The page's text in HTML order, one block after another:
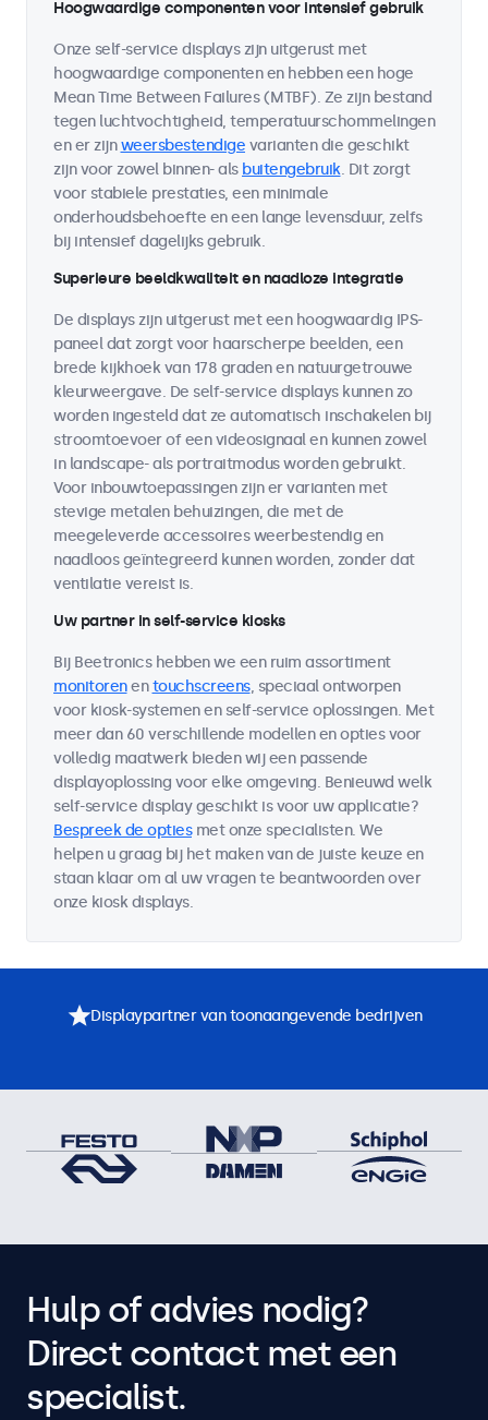
Hoogwaardige componenten voor intensief gebruik
Onze self-service displays zijn uitgerust met
hoogwaardige componenten en hebben een hoge
Mean Time Between Failures (MTBF). Ze zijn bestand
tegen luchtvochtigheid, temperatuurschommelingen
en er zijnweersbestendige varianten die geschikt
zijn voor zowel binnen- als buitengebruik. Dit zorgt
voor stabiele prestaties, een minimale
onderhoudsbehoefte en een lange levensduur, zelfs
bij intensief dagelijks gebruik.
Superieure beeldkwaliteit en naadloze integratie
De displays zijn uitgerust met een hoogwaardig IPS-
paneel dat zorgt voor haarscherpe beelden, een
brede kijkhoek van 178 graden en natuurgetrouwe
kleurweergave. De self-service displays kunnen zo
worden ingesteld dat ze automatisch inschakelen bij
stroomtoevoer of een videosignaal en kunnen zowel
in landscape- als portraitmodus worden gebruikt.
Voor inbouwtoepassingen zijn er varianten met
stevige metalen behuizingen, die met de
meegeleverde accessoires weerbestendig en
naadloos geïntegreerd kunnen worden, zonder dat
ventilatie vereist is.
Uw partner in self-service kiosks
Bij Beetronics hebben we een ruim assortiment
monitorenentouchscreens, speciaal ontworpen
voor kiosk-systemen en self-service oplossingen. Met
meer dan 60 verschillende modellen en opties voor
volledig maatwerk bieden wij een passende
displayoplossing voor elke omgeving. Benieuwd welk
self-service display geschikt is voor uw applicatie?
Bespreek de optiesmet onze specialisten. We
helpen u graag bij het maken van de juiste keuze en
staan klaar om al uw vragen te beantwoorden over
onze kiosk displays.
Displaypartner van toonaangevende bedrijven
Hulp of advies nodig?
Direct contact met een
specialist.